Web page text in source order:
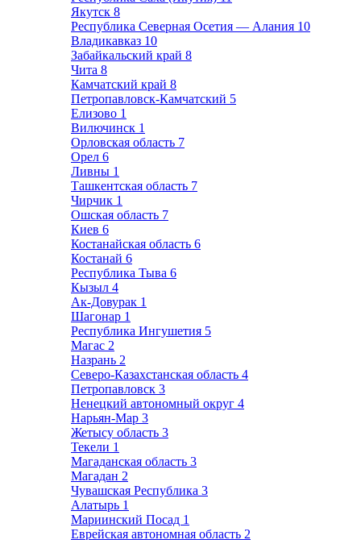
Якутск 8
Республика Северная Осетия — Алания 10
Владикавказ 10
Забайкальский край 8
Чита 8
Камчатский край 8
Петропавловск-Камчатский 5
Елизово 1
Вилючинск 1
Орловская область 7
Орел 6
Ливны 1
Ташкентская область 7
Чирчик 1
Ошская область 7
Киев 6
Костанайская область 6
Костанай 6
Республика Тыва 6
Кызыл 4
Ак-Довурак 1
Шагонар 1
Республика Ингушетия 5
Магас 2
Назрань 2
Северо-Казахстанская область 4
Петропавловск 3
Ненецкий автономный округ 4
Нарьян-Мар 3
Жетысу область 3
Текели 1
Магаданская область 3
Магадан 2
Чувашская Республика 3
Алатырь 1
Мариинский Посад 1
Еврейская автономная область 2